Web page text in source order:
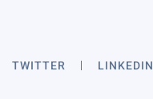
TWITTER LINKEDIN